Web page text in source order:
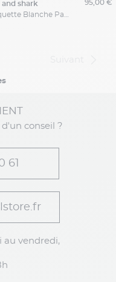
and shark
95,00 €
conseil ?
61
au vendredi,